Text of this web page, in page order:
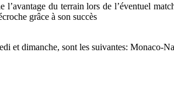
du terrain lors de l’éventuel
grâce à son succès
et dimanche, sont les suivantes: Monaco-